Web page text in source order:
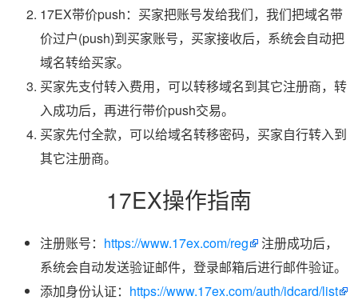
17EX带价push：买家把账号发给我们，我们把域名带
价过户(push)到买家账号，买家接收后，系统会自动把
域名转给买家。
买家先支付转入费用，可以转移域名到其它注册商，转
入成功后，再进行带价push交易。
买家先付全款，可以给域名转移密码，买家自行转入到
其它注册商。
17EX操作指南
注册账号： https://www.17ex.com/reg
注册成功后，
系统会自动发送验证邮件，登录邮箱后进行邮件验证。
添加身份认证： https://www.17ex.com/auth/idcard/list